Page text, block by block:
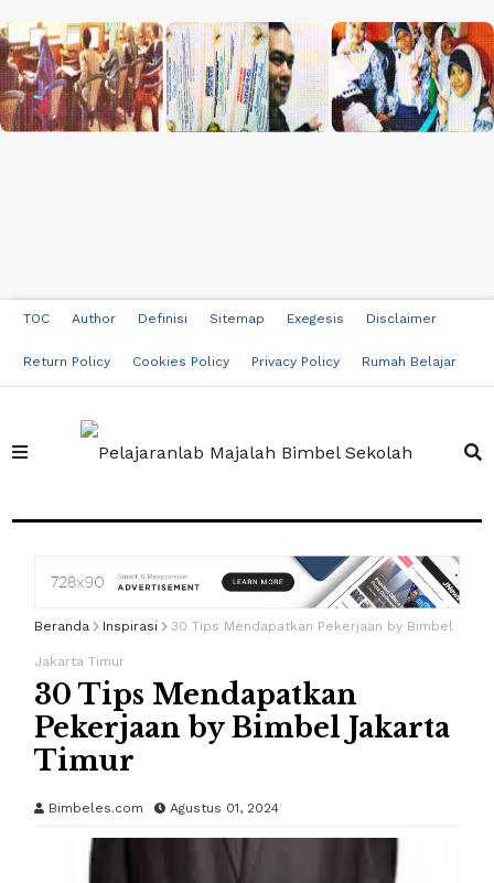
TOC Author Definisi Sitemap Exegesis Disclaimer
Return Policy Cookies Policy Privacy Policy Rumah Belajar
Beranda Inspirasi 30 Tips Mendapatkan Pekerjaan by Bimbel
Jakarta Timur
30 Tips Mendapatkan
Pekerjaan by Bimbel Jakarta
Timur
Bimbeles.com Agustus 01, 2024